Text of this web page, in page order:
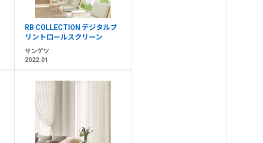
RB COLLECTION デジタルプ
リントロールスクリーン
サンゲツ
2022.01